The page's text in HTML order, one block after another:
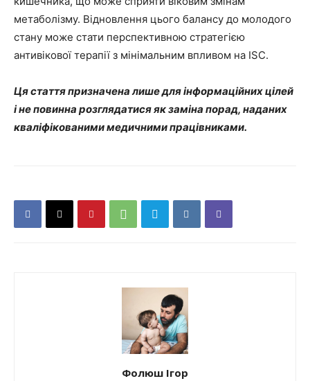
метаболізму. Відновлення цього балансу до молодого
стану може стати перспективною стратегією
антивікової терапії з мінімальним впливом на ISC.
Ця стаття призначена лише для інформаційних цілей
і не повинна розглядатися як заміна порад, наданих
кваліфікованими медичними працівниками.
Фолюш Ігор